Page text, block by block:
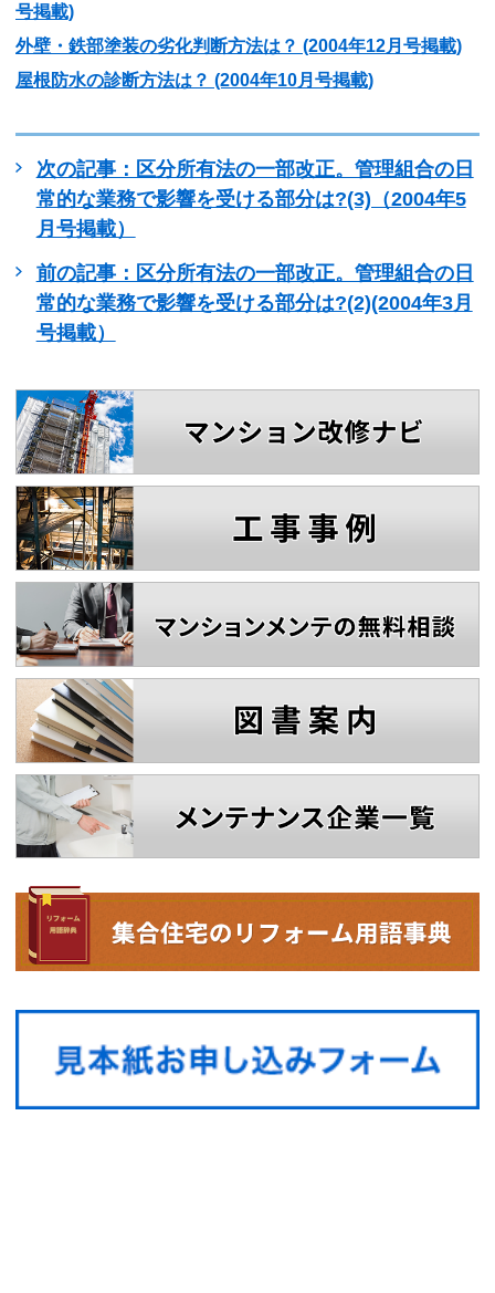
号掲載)
外壁・鉄部塗装の劣化判断方法は？ (2004年12月号掲載)
屋根防水の診断方法は？ (2004年10月号掲載)
次の記事：区分所有法の一部改正。管理組合の日
常的な業務で影響を受ける部分は?(3)（2004年5
月号掲載）
前の記事：区分所有法の一部改正。管理組合の日
常的な業務で影響を受ける部分は?(2)(2004年3月
号掲載）